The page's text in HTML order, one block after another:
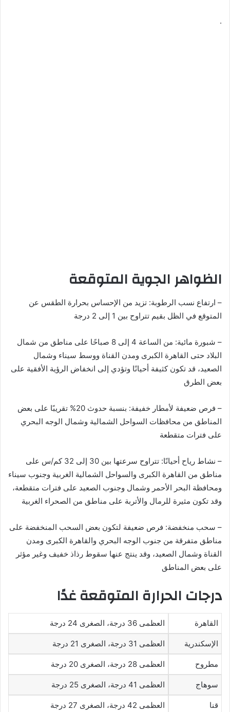
.
الظواهر الجوية المتوقعة
– ارتفاع نسب الرطوبة: تزيد من الإحساس بحرارة الطقس عن
المتوقع في الظل بقيم تتراوح بين 1 إلى 2 درجة
– شبورة مائية: من الساعة 4 إلى 8 صباحًا على مناطق من شمال
البلاد حتى القاهرة الكبرى ومدن القناة ووسط سيناء وشمال
الصعيد، قد تكون كثيفة أحيانًا وتؤدي إلى انخفاض الرؤية الأفقية على
بعض الطرق
– فرص ضعيفة لأمطار خفيفة: بنسبة حدوث 20% تقريبًا على بعض
المناطق من محافظات السواحل الشمالية وشمال الوجه البحري
على فترات متقطعة
– نشاط رياح أحيانًا: تتراوح سرعتها بين 30 إلى 32 كم/س على
مناطق من القاهرة الكبرى والسواحل الشمالية الغربية وجنوب سيناء
ومحافظة البحر الأحمر وشمال وجنوب الصعيد على فترات متقطعة،
وقد تكون مثيرة للرمال والأتربة على مناطق من الصحراء الغربية
– سحب منخفضة: فرص ضعيفة لتكون بعض السحب المنخفضة على
مناطق متفرقة من جنوب الوجه البحري والقاهرة الكبرى ومدن
القناة وشمال الصعيد، وقد ينتج عنها سقوط رذاذ خفيف وغير مؤثر
على بعض المناطق
درجات الحرارة المتوقعة غدًا
القاهرة العظمى 36 درجة، الصغرى 24 درجة
الإسكندرية العظمى 31 درجة، الصغرى 21 درجة
مطروح العظمى 28 درجة، الصغرى 20 درجة
سوهاج العظمى 41 درجة، الصغرى 25 درجة
قنا العظمى 42 درجة، الصغرى 27 درجة